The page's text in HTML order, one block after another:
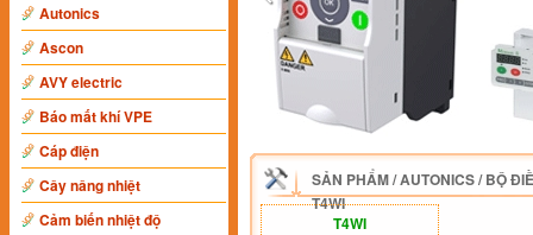
Autonics
Ascon
AVY electric
Báo mất khí VPE
Cáp điện
Cây nâng nhiệt
Cảm biến nhiệt độ
SẢN PHẨM/AUTONICS/BỘ
T4WI
T4WI